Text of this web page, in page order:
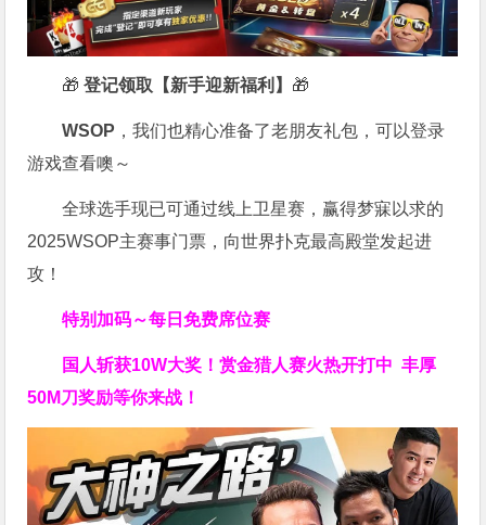
🎁 登记领取【新手迎新福利】 🎁
WSOP ，我们也精心准备了老朋友礼包，可以登录
游戏查看噢～
全球选手现已可通过线上卫星赛，赢得梦寐以求的
2025WSOP主赛事门票，向世界扑克最高殿堂发起进
攻！
特别加码～每日免费席位赛
国人斩获10W大奖！赏金猎人赛火热开打中 丰厚
50M刀奖励等你来战！